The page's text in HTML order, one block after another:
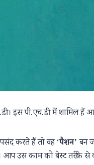
। इस पी.एच.डी. में शामिल हैं
करते हैं तो वह ‘पैशन’बन
उस काम को बेस्ट तरीके से